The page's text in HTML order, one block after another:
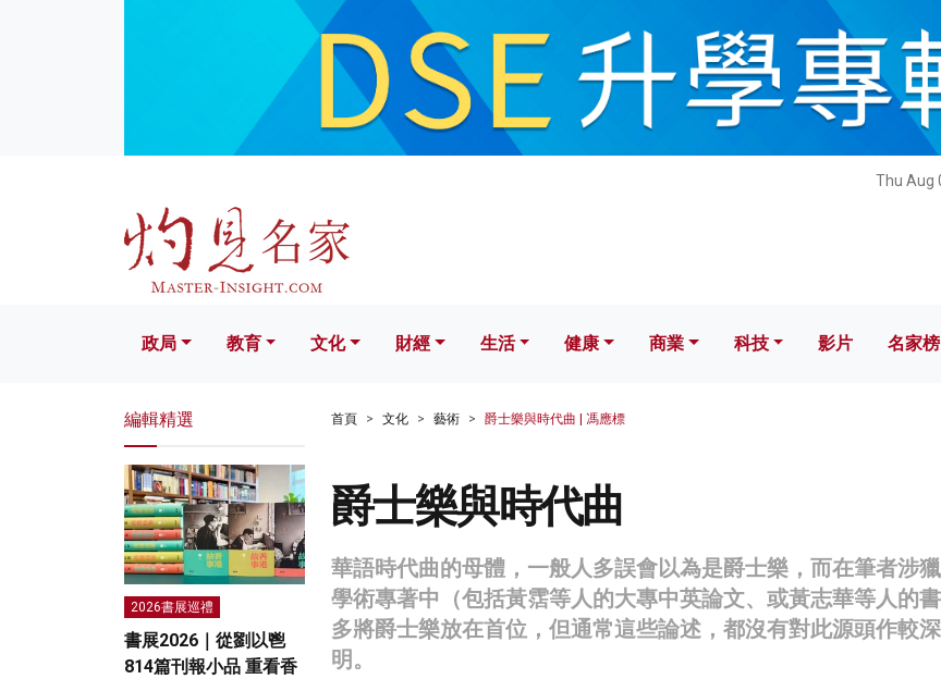
Thu Aug
文化 財經 生活 健康 科技 影片 名
政局 教育 文化 財經 生活 健康 商業 科技 影片 名家榜
首頁 文化 藝術 爵士樂與時代曲 | 馮應標
爵士樂與時代曲
華語時代曲的母體，一般人多誤會以為是爵士樂，而在筆者涉
學術專著中（包括黃霑等人的大專中英論文、或黃志華等人的
多將爵士樂放在首位，但通常這些論述，都沒有對此源頭作較
明。
編輯精選
2026書展巡禮
書展2026｜從劉以鬯
814篇刊報小品 重看香